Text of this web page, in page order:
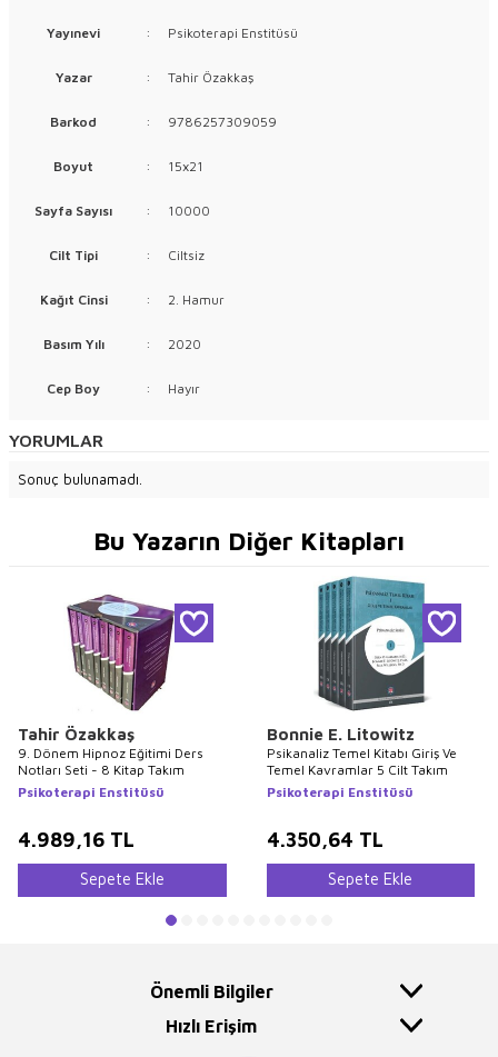
Yayınevi : Psikoterapi Enstitüsü
Yazar : Tahir Özakkaş
Barkod : 9786257309059
Boyut : 15x21
Sayfa Sayısı : 10000
Cilt Tipi : Ciltsiz
Kağıt Cinsi : 2. Hamur
Basım Yılı : 2020
Cep Boy : Hayır
YORUMLAR
Sonuç bulunamadı.
Bu Yazarın Diğer Kitapları
Tahir Özakkaş
9. Dönem Hipnoz Eğitimi Ders
Notları Seti - 8 Kitap Takım
Psikoterapi Enstitüsü
4.989,16 TL
Sepete Ekle
Bonnie E. Litowitz
Psikanaliz Temel Kitabı Giriş Ve
Temel Kavramlar 5 Cilt Takım
Psikoterapi Enstitüsü
4.350,64 TL
Sepete Ekle
Önemli Bilgiler
Hızlı Erişim